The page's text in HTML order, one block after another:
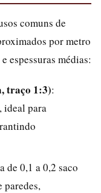
comuns de
por metro
espessuras médias:
traço 1:3):
ideal para
de 0,1 a 0,2 saco
paredes,